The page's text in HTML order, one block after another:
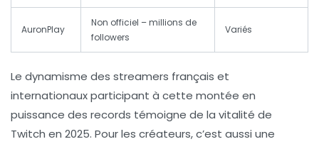
AuronPlay
Non officiel – millions de
followers
Variés
Le dynamisme des streamers français et
internationaux participant à cette montée en
puissance des records témoigne de la vitalité de
Twitch en 2025. Pour les créateurs, c’est aussi une